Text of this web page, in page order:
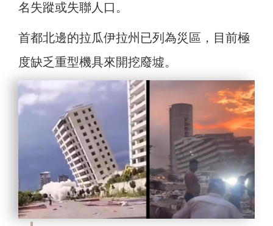
名失蹤或失聯人口。
首都北邊的拉瓜伊拉州已列為災區，目前極
度缺乏重型機具來開挖廢墟。